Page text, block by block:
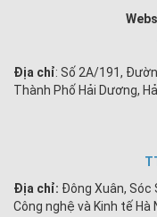
Địa chỉ: Số 2A/191,
Thành Phố Hải Dương,
Địa chỉ: Đông Xuân, Sóc
Công nghệ và Kinh tế Hà